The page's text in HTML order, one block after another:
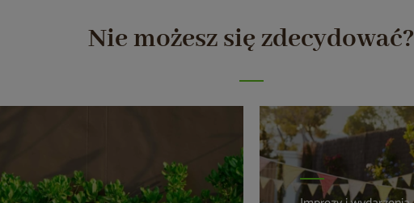
Nie możesz się zdecydować?